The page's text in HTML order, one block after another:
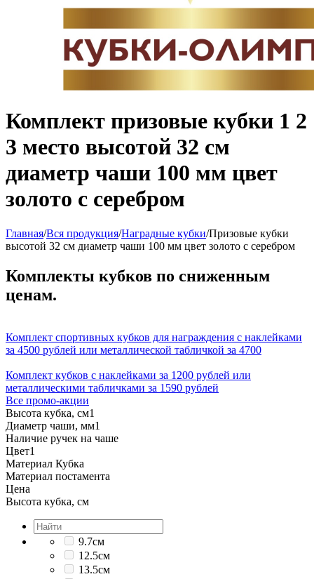
Комплект призовые кубки 1 2
3 место высотой 32 см
диаметр чаши 100 мм цвет
золото с серебром
Главная/Вся продукция/Наградные кубки/Призовые кубки
высотой 32 см диаметр чаши 100 мм цвет золото с серебром
Комплекты кубков по сниженным
ценам.
Комплект спортивных кубков для награждения с наклейками
за 4500 рублей или металлической табличкой за 4700
Комплект кубков с наклейками за 1200 рублей или
металлическими табличками за 1590 рублей
Все промо-акции
Высота кубка, см1
Диаметр чаши, мм1
Наличие ручек на чаше
Цвет1
Материал Кубка
Материал постамента
Цена
Высота кубка, см
9.7см
12.5см
13.5см